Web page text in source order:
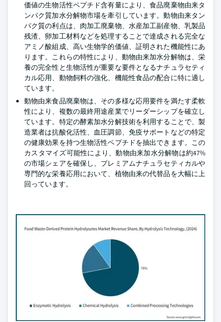
価値の生物活性ペプチド含有量により、食品廃棄物由来タ
ンパク質加水分解物市場を牽引しています。動物由来タン
パク質の利点は、肉加工廃棄物、水産加工副産物、乳製品
残渣、卵加工材料などを処理することで達成される完全な
アミノ酸組成、高い生物学的価値、証明された機能性にあ
ります。これらの特性により、動物由来加水分解物は、栄
養の完全性と生物活性が重要な要件となるナチュラセティ
カル応用、動物飼料の強化、機能性食品の配合に特に適し
ています。
動物由来食品廃棄物は、その多様な応用要件を満たす柔軟
性により、複数の最終用途産業でリーダーシップを確立し
ています。特定の酵素加水分解技術を利用することで、製
造業者は抗酸化活性、血圧調節、免疫サポートなどの特定
の健康効果を持つ生物活性ペプチドを抽出できます。この
カスタマイズ可能性により、動物由来加水分解物は約47%
の市場シェアを確保し、プレミアムナチュラセティカルや
専門的な栄養応用において、植物由来の代替品を大幅に上
回っています。